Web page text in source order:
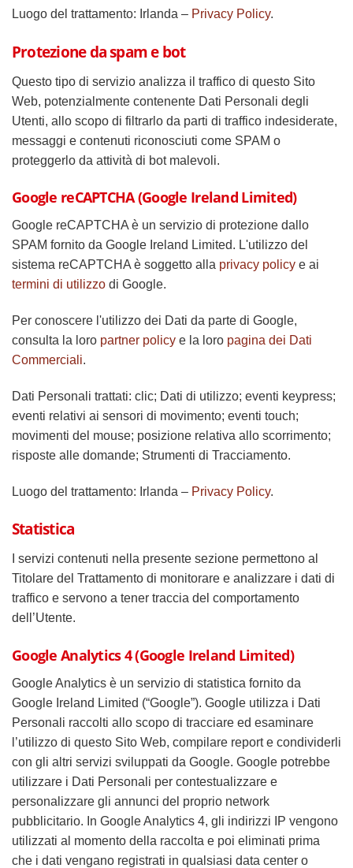
Luogo del trattamento: Irlanda – Privacy Policy.
Protezione da spam e bot
Questo tipo di servizio analizza il traffico di questo Sito
Web, potenzialmente contenente Dati Personali degli
Utenti, allo scopo di filtrarlo da parti di traffico indesiderate,
messaggi e contenuti riconosciuti come SPAM o
proteggerlo da attività di bot malevoli.
Google reCAPTCHA (Google Ireland Limited)
Google reCAPTCHA è un servizio di protezione dallo
SPAM fornito da Google Ireland Limited. L'utilizzo del
sistema reCAPTCHA è soggetto alla privacy policy e ai
termini di utilizzo di Google.
Per conoscere l'utilizzo dei Dati da parte di Google,
consulta la loro partner policy e la loro pagina dei Dati
Commerciali.
Dati Personali trattati: clic; Dati di utilizzo; eventi keypress;
eventi relativi ai sensori di movimento; eventi touch;
movimenti del mouse; posizione relativa allo scorrimento;
risposte alle domande; Strumenti di Tracciamento.
Luogo del trattamento: Irlanda – Privacy Policy.
Statistica
I servizi contenuti nella presente sezione permettono al
Titolare del Trattamento di monitorare e analizzare i dati di
traffico e servono a tener traccia del comportamento
dell’Utente.
Google Analytics 4 (Google Ireland Limited)
Google Analytics è un servizio di statistica fornito da
Google Ireland Limited (“Google”). Google utilizza i Dati
Personali raccolti allo scopo di tracciare ed esaminare
l’utilizzo di questo Sito Web, compilare report e condividerli
con gli altri servizi sviluppati da Google. Google potrebbe
utilizzare i Dati Personali per contestualizzare e
personalizzare gli annunci del proprio network
pubblicitario. In Google Analytics 4, gli indirizzi IP vengono
utilizzati al momento della raccolta e poi eliminati prima
che i dati vengano registrati in qualsiasi data center o